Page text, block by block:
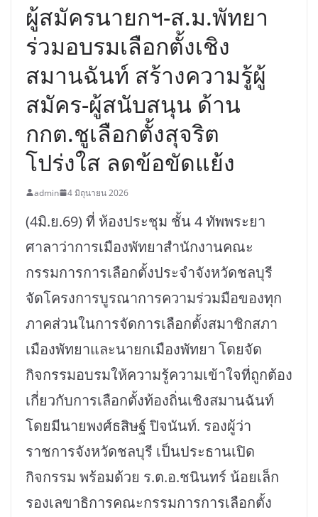
ผู้สมัครนายกฯ-ส.ม.พัทยา
ร่วมอบรมเลือกตั้งเชิง
สมานฉันท์ สร้างความรู้ผู้
สมัคร-ผู้สนับสนุน ด้าน
กกต.ชูเลือกตั้งสุจริต
โปร่งใส ลดข้อขัดแย้ง
admin 4 มิถุนายน 2026
(4มิ.ย.69) ที่ ห้องประชุม ชั้น 4 ทัพพระยา
ศาลาว่าการเมืองพัทยาสำนักงานคณะ
กรรมการการเลือกตั้งประจำจังหวัดชลบุรี
จัดโครงการบูรณาการความร่วมมือของทุก
ภาคส่วนในการจัดการเลือกตั้งสมาชิกสภา
เมืองพัทยาและนายกเมืองพัทยา โดยจัด
กิจกรรมอบรมให้ความรู้ความเข้าใจที่ถูกต้อง
เกี่ยวกับการเลือกตั้งท้องถิ่นเชิงสมานฉันท์
โดยมีนายพงศ์ธสิษฐ์ ปิจนันท์. รองผู้ว่า
ราชการจังหวัดชลบุรี เป็นประธานเปิด
กิจกรรม พร้อมด้วย ร.ต.อ.ชนินทร์ น้อยเล็ก
รองเลขาธิการคณะกรรมการการเลือกตั้ง